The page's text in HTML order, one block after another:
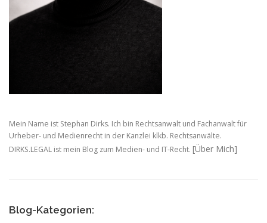
Mein Name ist Stephan Dirks. Ich bin Rechtsanwalt und Fachanwalt für
Urheber- und Medienrecht in der Kanzlei klkb. Rechtsanwälte.
DIRKS.LEGAL ist mein Blog zum Medien- und IT-Recht. [Über Mich]
Blog-Kategorien: